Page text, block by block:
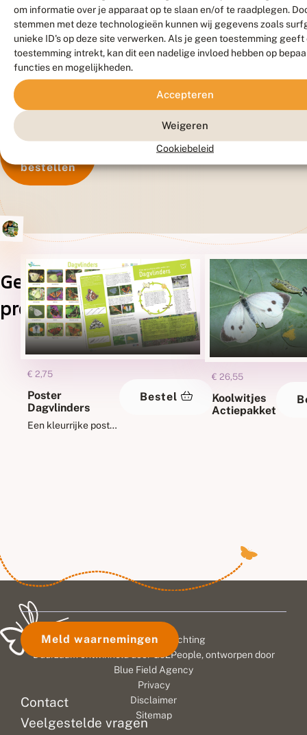
om informatie over je apparaat op te slaan en/of te raadplegen.
stemmen met deze technologieën kunnen wij gegevens zoals
unieke ID's op deze site verwerken. Als je geen toestemming geeft
toestemming intrekt, kan dit een nadelige invloed hebben op
functies en mogelijkheden.
Accepteren
Weigeren
Cookiebeleid
kost
32,50.
32,50
Meer
bestellen
Gerelateerde
producten
€ 2,75
Poster
Dagvlinders
Een kleurrijke poster
Bestel
€ 26,55
Koolwitjes
Actiepakket
Contact
Veelgestelde vragen
Meld waarnemingen
© 2026 Vlinderstichting
Duurzaam ontwikkeld door
Go2People, ontworpen door
Blue Field Agency
Privacy
Disclaimer
Sitemap